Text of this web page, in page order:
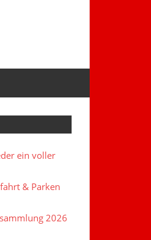
ein voller
& Parken
2026